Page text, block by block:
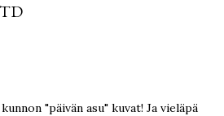
"päivän asu" kuvat! Ja vieläpä